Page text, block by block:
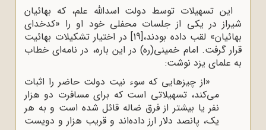
این تسهیلات توسط دولت اسدالله علم، که بهائیان
شیراز در یکی از جلسات محفلی خود او را «کدخدای
بهائیان» لقب داده بودند،[19] در اختیار تشکیلات بهائیت
قرار گرفت. امام خمینی(ره) در این باره، در نامه‌ای خطاب
به علمای یزد نوشت:
«از چیزهایى که سوء نیت دولت حاضر را اثبات
مى‌کند، تسهیلاتى است که براى مسافرت دو هزار
نفر یا بیشتر از فرق ضاله قائل شده است و به هر
یک، پانصد دلار ارز داده‌اند و قریب هزار و دویست